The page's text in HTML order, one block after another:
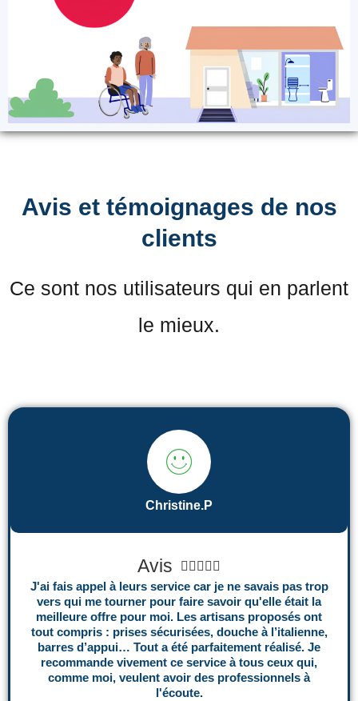
Avis et témoignages de nos
clients
Ce sont nos utilisateurs qui en parlent
le mieux.
Christine.P
Avis     
o
t
é
5
s
J'ai fais appel à leurs service car je ne savais pas trop
vers qui me tourner pour faire savoir qu'elle était la
meilleure offre pour moi. Les artisans proposés ont
tout compris : prises sécurisées, douche à l’italienne,
barres d’appui… Tout a été parfaitement réalisé. Je
recommande vivement ce service à tous ceux qui,
comme moi, veulent avoir des professionnels à
l'écoute.